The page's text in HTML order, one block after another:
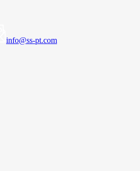
info@ss-pt.com